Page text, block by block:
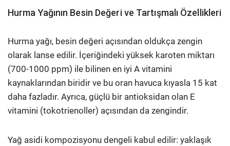
Hurma Yağının Besin Değeri ve Tartışmalı Özellikleri
Hurma yağı, besin değeri açısından oldukça zengin
olarak lanse edilir. İçeriğindeki yüksek karoten miktarı
(700-1000 ppm) ile bilinen en iyi A vitamini
kaynaklarından biridir ve bu oran havuca kıyasla 15 kat
daha fazladır. Ayrıca, güçlü bir antioksidan olan E
vitamini (tokotrienoller) açısından da zengindir.
Yağ asidi kompozisyonu dengeli kabul edilir: yaklaşık